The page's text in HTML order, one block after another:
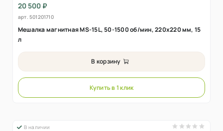
20 500 ₽
арт. 501201710
Мешалка магнитная MS-15L, 50-1500 об/мин, 220х220 мм, 15
л
В корзину
Купить в 1 клик
В наличии